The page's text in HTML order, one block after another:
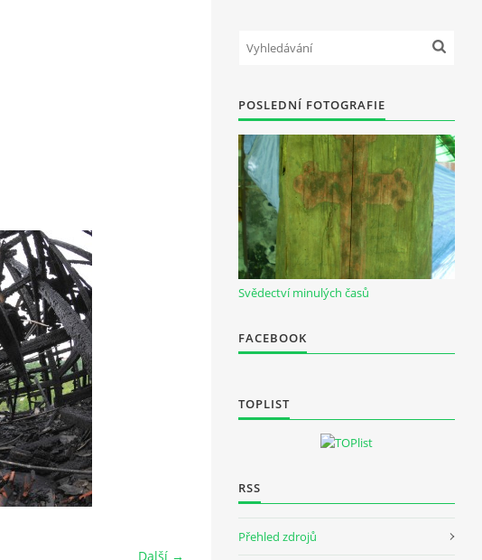
Další →
POSLEDNÍ FOTOGRAFIE
Svědectví minulých časů
FACEBOOK
TOPLIST
RSS
Přehled zdrojů